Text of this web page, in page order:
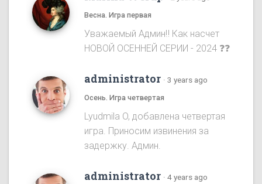
Весна. Игра первая
Уважаемый Админ‼️ Как насчет
НОВОЙ ОСЕННЕЙ СЕРИИ - 2024 ❓❓
administrator · 3 years ago
Осень. Игра четвертая
Lyudmila O, добавлена четвертая
игра. Приносим извинения за
задержку. Админ.
administrator · 4 years ago